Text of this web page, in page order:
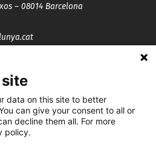
– 08014 Barcelona
data on this site to better
can give your consent to all or
decline them all. For more
policy.